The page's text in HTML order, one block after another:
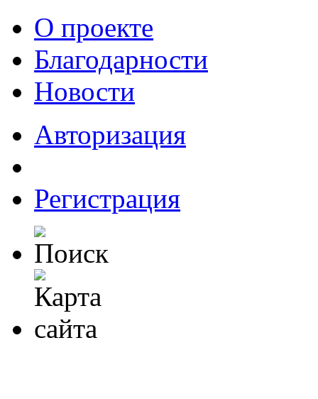
О проекте
Благодарности
Новости
Авторизация
Регистрация